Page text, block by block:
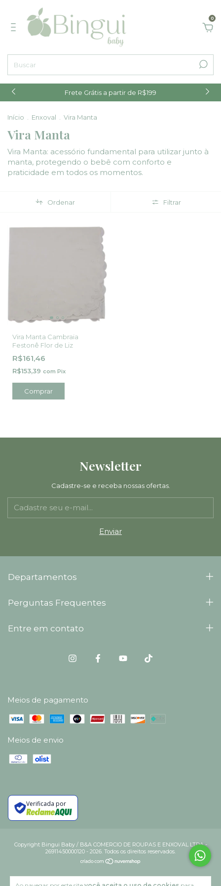
0
Frete Grátis a partir de R$199
Início Enxoval Vira Manta
Vira Manta
Vira Manta: acessório fundamental para utilizar junto à
manta, protegendo o bebê com conforto e
praticidade em todos os momentos.
Ordenar Filtrar
Vira Manta Cambraia
Festonê Flor de Liz
R$161,46
R$153,39 com Pix
Newsletter
Cadastre-se e receba nossas ofertas.
Departamentos
Perguntas Frequentes
Entre em contato
Meios de pagamento
Meios de envio
Verificada por
Copyright Bingui Baby / B&A COMERCIO DE ROUPAS E ENXOVAL LTDA -
26911450000120 - 2026. Todos os direitos reservados.